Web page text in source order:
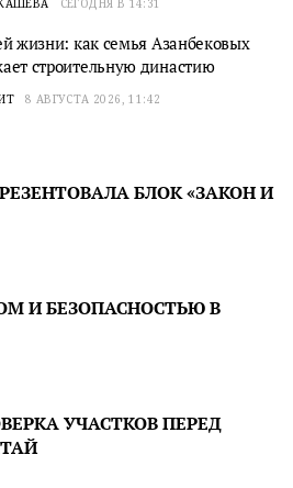
СЕГОДНЯ В 14:31
жизни: как семья Азанбековых
строительную династию
8 АВГУСТА 2026, 11:42
БЛОК «ЗАКОН И
И БЕЗОПАСНОСТЬЮ В
УЧАСТКОВ ПЕРЕД